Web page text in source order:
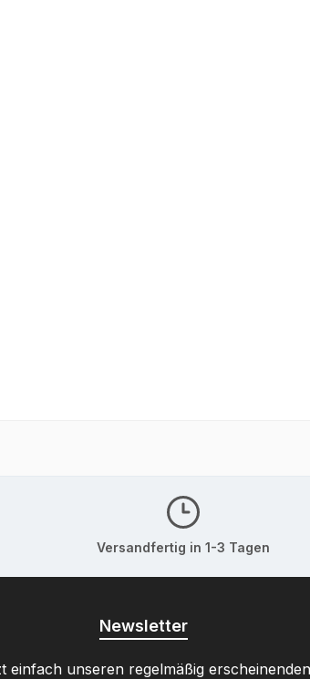
Versandfertig in 1-3 Tagen
Newsletter
einfach unseren regelmäßig